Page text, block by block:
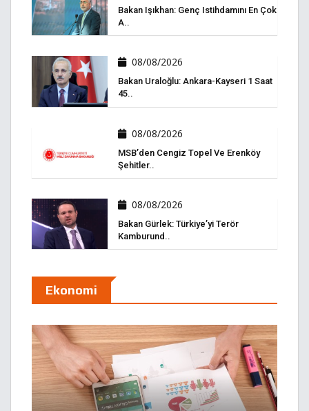
Bakan Işıkhan: Genç Istihdamını En Çok
A..
08/08/2026
Bakan Uraloğlu: Ankara-Kayseri 1 Saat
45..
08/08/2026
MSB’den Cengiz Topel Ve Erenköy
Şehitler..
08/08/2026
Bakan Gürlek: Türkiye’yi Terör
Kamburund..
Ekonomi